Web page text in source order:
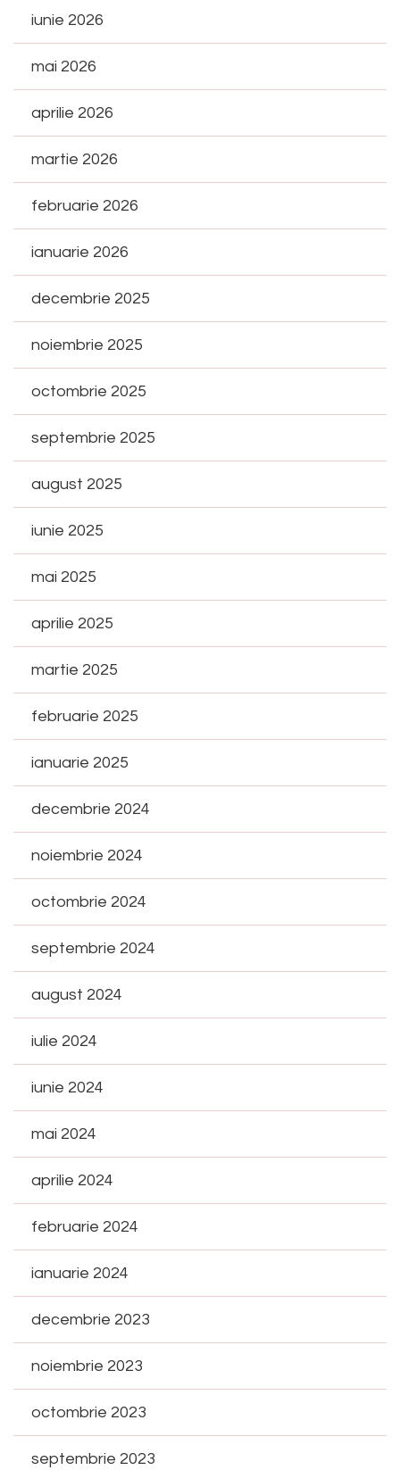
iunie 2026
mai 2026
aprilie 2026
martie 2026
februarie 2026
ianuarie 2026
decembrie 2025
noiembrie 2025
octombrie 2025
septembrie 2025
august 2025
iunie 2025
mai 2025
aprilie 2025
martie 2025
februarie 2025
ianuarie 2025
decembrie 2024
noiembrie 2024
octombrie 2024
septembrie 2024
august 2024
iulie 2024
iunie 2024
mai 2024
aprilie 2024
februarie 2024
ianuarie 2024
decembrie 2023
noiembrie 2023
octombrie 2023
septembrie 2023